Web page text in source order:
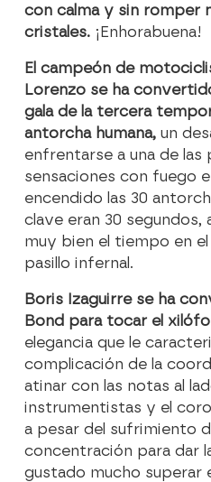
con calma y sin romper
cristales. ¡Enhorabuena!
El campeón de
Lorenzo se ha
gala de la tercera
antorcha humana, un
enfrentarse a una de las
sensaciones con fuego
encendido las 30
clave eran 30 segundos,
muy bien el tiempo en el
pasillo infernal.
Boris Izaguirre se ha
Bond para tocar el
elegancia que le
complicación de la
atinar con las notas al
instrumentistas y el
a pesar del sufrimiento
concentración para dar
gustado mucho superar